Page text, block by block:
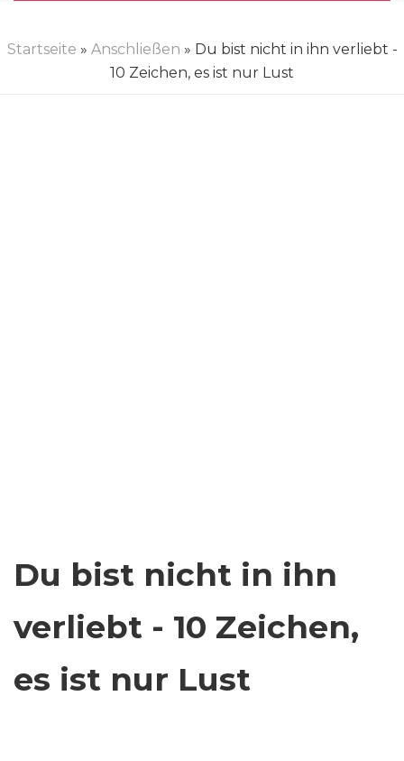
Startseite » Anschließen » Du bist nicht in ihn verliebt -
10 Zeichen, es ist nur Lust
Du bist nicht in ihn
verliebt - 10 Zeichen,
es ist nur Lust